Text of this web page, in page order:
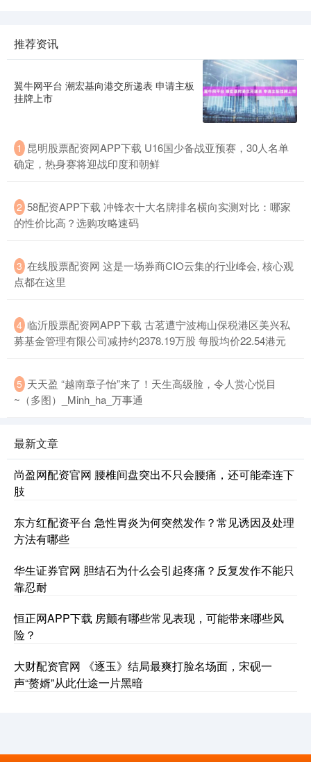
推荐资讯
翼牛网平台 潮宏基向港交所递表 申请主板
挂牌上市
1 昆明股票配资网APP下载 U16国少备战亚预赛，30人名单
确定，热身赛将迎战印度和朝鲜
2 58配资APP下载 冲锋衣十大名牌排名横向实测对比：哪家
的性价比高？选购攻略速码
3 在线股票配资网 这是一场券商CIO云集的行业峰会, 核心观
点都在这里
4 临沂股票配资网APP下载 古茗遭宁波梅山保税港区美兴私
募基金管理有限公司减持约2378.19万股 每股均价22.54港元
5 天天盈 “越南章子怡”来了！天生高级脸，令人赏心悦目
~（多图）_Minh_ha_万事通
最新文章
尚盈网配资官网 腰椎间盘突出不只会腰痛，还可能牵连下
肢
东方红配资平台 急性胃炎为何突然发作？常见诱因及处理
方法有哪些
华生证券官网 胆结石为什么会引起疼痛？反复发作不能只
靠忍耐
恒正网APP下载 房颤有哪些常见表现，可能带来哪些风
险？
大财配资官网 《逐玉》结局最爽打脸名场面，宋砚一
声“赘婿”从此仕途一片黑暗